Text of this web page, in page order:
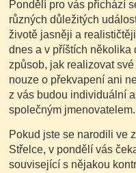
Pondělí pro vás přichází
různých důležitých
životě jasněji a
dnes a v příštích několika
způsob, jak realizovat
nouze o překvapení ani
z vás budou individuální
společným jmenovatelem.
Pokud jste se narodili ve
Střelce, v pondělí vás
související s nějakou